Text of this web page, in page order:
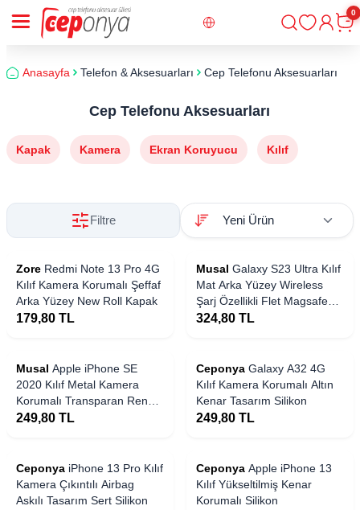
Giriş
0
Anasayfa Telefon & Aksesuarları Cep Telefonu Aksesuarları
Cep Telefonu Aksesuarları
Kapak Kamera Ekran Koruyucu Kılıf
Filtre
Zore Redmi Note 13 Pro 4G
Kılıf Kamera Korumalı Şeffaf
Arka Yüzey New Roll Kapak
179,80 TL
Musal Galaxy S23 Ultra Kılıf
Mat Arka Yüzey Wireless
Şarj Özellikli Flet Magsafe
Kapak
324,80 TL
Musal Apple iPhone SE
2020 Kılıf Metal Kamera
Korumalı Transparan Renkli
Kapak
249,80 TL
Ceponya Galaxy A32 4G
Kılıf Kamera Korumalı Altın
Kenar Tasarım Silikon
249,80 TL
Ceponya iPhone 13 Pro Kılıf
Kamera Çıkıntılı Airbag
Askılı Tasarım Sert Silikon
Ceponya Apple iPhone 13
Kılıf Yükseltilmiş Kenar
Korumalı Silikon